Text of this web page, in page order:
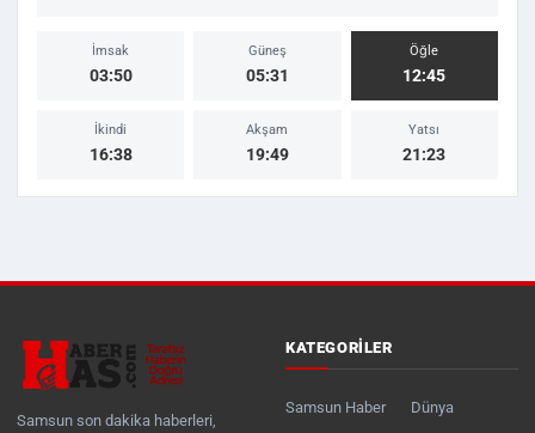
İmsak
03:50
Güneş
05:31
Öğle
12:45
İkindi
16:38
Akşam
19:49
Yatsı
21:23
Samsun son dakika haberleri,
KATEGORILER
Samsun Haber Dünya